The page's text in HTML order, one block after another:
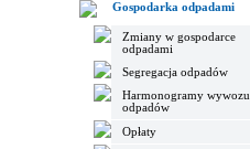
Gospodarka odpadami
Zmiany w gospodarce
odpadami
Segregacja odpadów
Harmonogramy wywozu
odpadów
Opłaty